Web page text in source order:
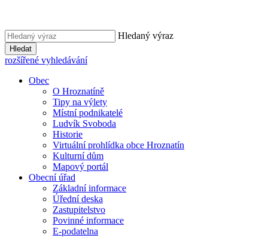
Hledaný výraz
Hledat
rozšířené vyhledávání
Obec
O Hroznatíně
Tipy na výlety
Místní podnikatelé
Ludvík Svoboda
Historie
Virtuální prohlídka obce Hroznatín
Kulturní dům
Mapový portál
Obecní úřad
Základní informace
Úřední deska
Zastupitelstvo
Povinné informace
E-podatelna